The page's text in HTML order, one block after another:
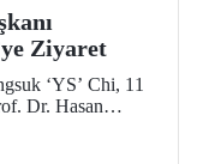
Ziyaret
‘YS’ Chi, 11
Dr. Hasan
dönüştürücü